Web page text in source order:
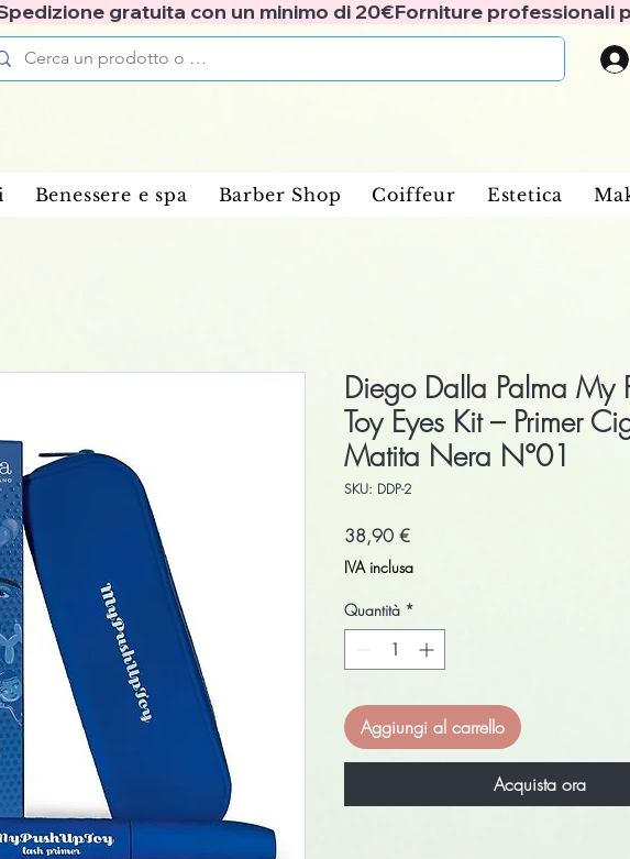
gratuita con un minimo di 20€
Benessere e spa Barber Shop Coiffeur Estetica
Diego Dalla Palma My
Toy Eyes Kit – Primer
Matita Nera N°01
SKU: DDP-2
38,90 €Prezzo
IVA inclusa
Quantità *
Aggiungi al carrello
Acquista ora